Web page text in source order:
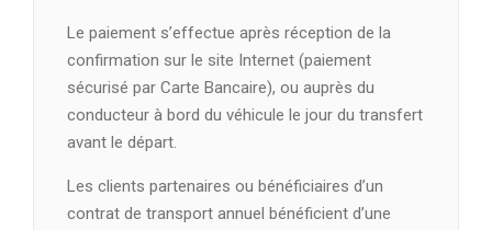
Le paiement s’effectue après réception de la
confirmation sur le site Internet (paiement
sécurisé par Carte Bancaire), ou auprès du
conducteur à bord du véhicule le jour du transfert
avant le départ.
Les clients partenaires ou bénéficiaires d’un
contrat de transport annuel bénéficient d’une